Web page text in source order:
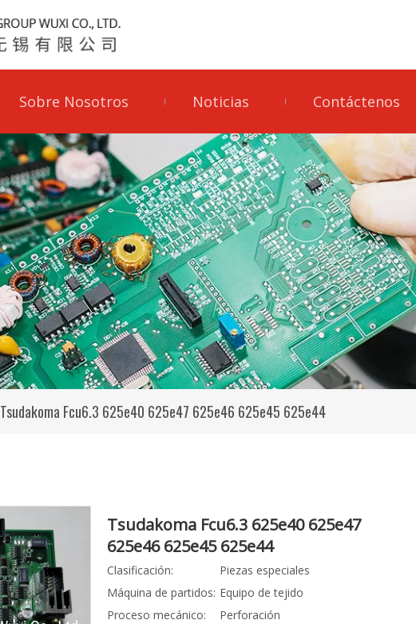
Sobre Nosotros Noticias Contáctenos
Tsudakoma Fcu6.3 625e40 625e47 625e46 625e45 625e44
Tsudakoma Fcu6.3 625e40 625e47
625e46 625e45 625e44
Clasificación:
Piezas especiales
Máquina de partidos: Equipo de tejido
Proceso mecánico:
Perforación